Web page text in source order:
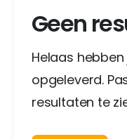
Geen
Helaas
opgeleverd.
resultaten te